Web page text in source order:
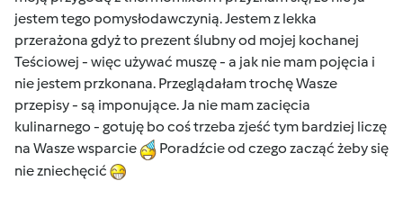
jestem tego pomysłodawczynią. Jestem z lekka
przerażona gdyż to prezent ślubny od mojej kochanej
Teściowej - więc używać muszę - a jak nie mam pojęcia i
nie jestem przkonana. Przeglądałam trochę Wasze
przepisy - są imponujące. Ja nie mam zacięcia
kulinarnego - gotuję bo coś trzeba zjeść tym bardziej liczę
na Wasze wsparcie
Poradźcie od czego zacząć żeby się
nie zniechęcić